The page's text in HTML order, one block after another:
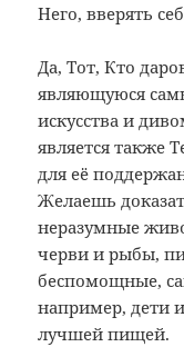
Него, вверять
Да, Тот, Кто
являющуюся
искусства и
является также
для её
Желаешь
неразумные
черви и рыбы,
беспомощные,
например, дети
лучшей пищей.